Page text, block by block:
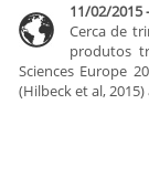
11/02/2015
Cerca de
produtos
Sciences Europe
(Hilbeck et al,